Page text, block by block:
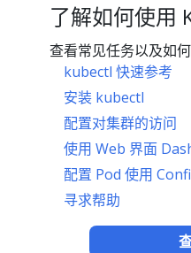
了解如何使用
查看常见任务以及如
kubectl 快速参考
安装 kubectl
配置对集群的访问
使用 Web 界面
配置 Pod 使用
寻求帮助